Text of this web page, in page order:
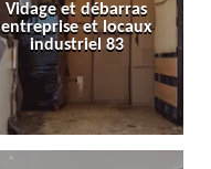
Vidage et débarras
entreprise et locaux
industriel 83